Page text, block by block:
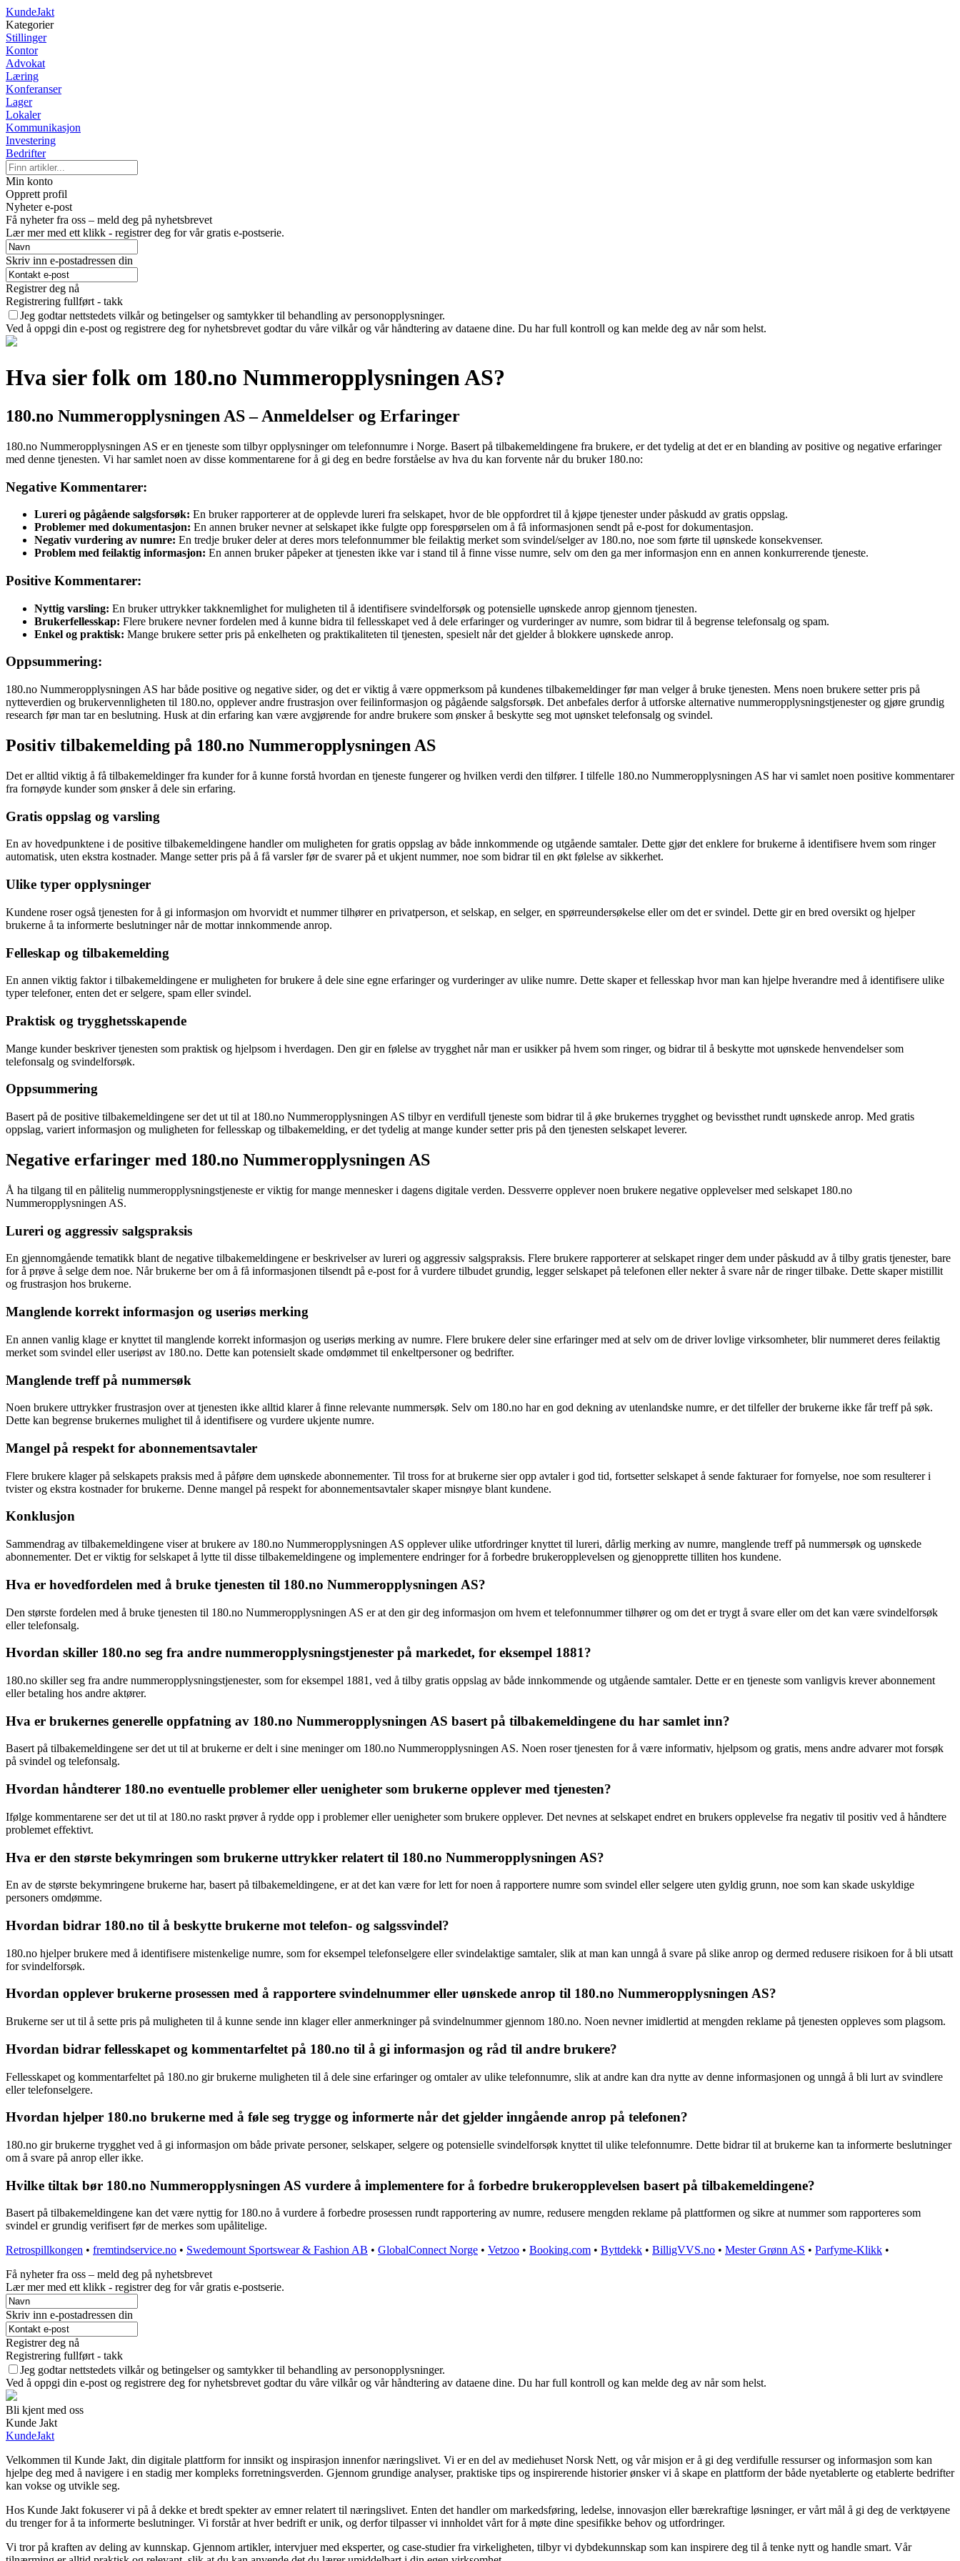
KundeJakt
Kategorier
Stillinger
Kontor
Advokat
Læring
Konferanser
Lager
Lokaler
Kommunikasjon
Investering
Bedrifter
Min konto
Opprett profil
Nyheter e-post
Få nyheter fra oss – meld deg på nyhetsbrevet
Lær mer med ett klikk - registrer deg for vår gratis e-postserie.
Skriv inn e-postadressen din
Registrer deg nå
Registrering fullført - takk
Jeg godtar nettstedets vilkår og betingelser og samtykker til behandling av personopplysninger.
Ved å oppgi din e-post og registrere deg for nyhetsbrevet godtar du våre vilkår og vår håndtering av dataene dine. Du har full kontroll og kan melde deg av når som helst.
Hva sier folk om 180.no Nummeropplysningen AS?
180.no Nummeropplysningen AS – Anmeldelser og Erfaringer
180.no Nummeropplysningen AS er en tjeneste som tilbyr opplysninger om telefonnumre i Norge. Basert på tilbakemeldingene fra brukere, er det tydelig at det er en blanding av positive og negative erfaringer
med denne tjenesten. Vi har samlet noen av disse kommentarene for å gi deg en bedre forståelse av hva du kan forvente når du bruker 180.no:
Negative Kommentarer:
Lureri og pågående salgsforsøk: En bruker rapporterer at de opplevde lureri fra selskapet, hvor de ble oppfordret til å kjøpe tjenester under påskudd av gratis oppslag.
Problemer med dokumentasjon: En annen bruker nevner at selskapet ikke fulgte opp forespørselen om å få informasjonen sendt på e-post for dokumentasjon.
Negativ vurdering av numre: En tredje bruker deler at deres mors telefonnummer ble feilaktig merket som svindel/selger av 180.no, noe som førte til uønskede konsekvenser.
Problem med feilaktig informasjon: En annen bruker påpeker at tjenesten ikke var i stand til å finne visse numre, selv om den ga mer informasjon enn en annen konkurrerende tjeneste.
Positive Kommentarer:
Nyttig varsling: En bruker uttrykker takknemlighet for muligheten til å identifisere svindelforsøk og potensielle uønskede anrop gjennom tjenesten.
Brukerfellesskap: Flere brukere nevner fordelen med å kunne bidra til fellesskapet ved å dele erfaringer og vurderinger av numre, som bidrar til å begrense telefonsalg og spam.
Enkel og praktisk: Mange brukere setter pris på enkelheten og praktikaliteten til tjenesten, spesielt når det gjelder å blokkere uønskede anrop.
Oppsummering:
180.no Nummeropplysningen AS har både positive og negative sider, og det er viktig å være oppmerksom på kundenes tilbakemeldinger før man velger å bruke tjenesten. Mens noen brukere setter pris på
nytteverdien og brukervennligheten til 180.no, opplever andre frustrasjon over feilinformasjon og pågående salgsforsøk. Det anbefales derfor å utforske alternative nummeropplysningstjenester og gjøre grundig
research før man tar en beslutning. Husk at din erfaring kan være avgjørende for andre brukere som ønsker å beskytte seg mot uønsket telefonsalg og svindel.
Positiv tilbakemelding på 180.no Nummeropplysningen AS
Det er alltid viktig å få tilbakemeldinger fra kunder for å kunne forstå hvordan en tjeneste fungerer og hvilken verdi den tilfører. I tilfelle 180.no Nummeropplysningen AS har vi samlet noen positive kommentarer
fra fornøyde kunder som ønsker å dele sin erfaring.
Gratis oppslag og varsling
En av hovedpunktene i de positive tilbakemeldingene handler om muligheten for gratis oppslag av både innkommende og utgående samtaler. Dette gjør det enklere for brukerne å identifisere hvem som ringer
automatisk, uten ekstra kostnader. Mange setter pris på å få varsler før de svarer på et ukjent nummer, noe som bidrar til en økt følelse av sikkerhet.
Ulike typer opplysninger
Kundene roser også tjenesten for å gi informasjon om hvorvidt et nummer tilhører en privatperson, et selskap, en selger, en spørreundersøkelse eller om det er svindel. Dette gir en bred oversikt og hjelper
brukerne å ta informerte beslutninger når de mottar innkommende anrop.
Felleskap og tilbakemelding
En annen viktig faktor i tilbakemeldingene er muligheten for brukere å dele sine egne erfaringer og vurderinger av ulike numre. Dette skaper et fellesskap hvor man kan hjelpe hverandre med å identifisere ulike
typer telefoner, enten det er selgere, spam eller svindel.
Praktisk og trygghetsskapende
Mange kunder beskriver tjenesten som praktisk og hjelpsom i hverdagen. Den gir en følelse av trygghet når man er usikker på hvem som ringer, og bidrar til å beskytte mot uønskede henvendelser som
telefonsalg og svindelforsøk.
Oppsummering
Basert på de positive tilbakemeldingene ser det ut til at 180.no Nummeropplysningen AS tilbyr en verdifull tjeneste som bidrar til å øke brukernes trygghet og bevissthet rundt uønskede anrop. Med gratis
oppslag, variert informasjon og muligheten for fellesskap og tilbakemelding, er det tydelig at mange kunder setter pris på den tjenesten selskapet leverer.
Negative erfaringer med 180.no Nummeropplysningen AS
Å ha tilgang til en pålitelig nummeropplysningstjeneste er viktig for mange mennesker i dagens digitale verden. Dessverre opplever noen brukere negative opplevelser med selskapet 180.no
Nummeropplysningen AS.
Lureri og aggressiv salgspraksis
En gjennomgående tematikk blant de negative tilbakemeldingene er beskrivelser av lureri og aggressiv salgspraksis. Flere brukere rapporterer at selskapet ringer dem under påskudd av å tilby gratis tjenester, bare
for å prøve å selge dem noe. Når brukerne ber om å få informasjonen tilsendt på e-post for å vurdere tilbudet grundig, legger selskapet på telefonen eller nekter å svare når de ringer tilbake. Dette skaper mistillit
og frustrasjon hos brukerne.
Manglende korrekt informasjon og useriøs merking
En annen vanlig klage er knyttet til manglende korrekt informasjon og useriøs merking av numre. Flere brukere deler sine erfaringer med at selv om de driver lovlige virksomheter, blir nummeret deres feilaktig
merket som svindel eller useriøst av 180.no. Dette kan potensielt skade omdømmet til enkeltpersoner og bedrifter.
Manglende treff på nummersøk
Noen brukere uttrykker frustrasjon over at tjenesten ikke alltid klarer å finne relevante nummersøk. Selv om 180.no har en god dekning av utenlandske numre, er det tilfeller der brukerne ikke får treff på søk.
Dette kan begrense brukernes mulighet til å identifisere og vurdere ukjente numre.
Mangel på respekt for abonnementsavtaler
Flere brukere klager på selskapets praksis med å påføre dem uønskede abonnementer. Til tross for at brukerne sier opp avtaler i god tid, fortsetter selskapet å sende fakturaer for fornyelse, noe som resulterer i
tvister og ekstra kostnader for brukerne. Denne mangel på respekt for abonnementsavtaler skaper misnøye blant kundene.
Konklusjon
Sammendrag av tilbakemeldingene viser at brukere av 180.no Nummeropplysningen AS opplever ulike utfordringer knyttet til lureri, dårlig merking av numre, manglende treff på nummersøk og uønskede
abonnementer. Det er viktig for selskapet å lytte til disse tilbakemeldingene og implementere endringer for å forbedre brukeropplevelsen og gjenopprette tilliten hos kundene.
Hva er hovedfordelen med å bruke tjenesten til 180.no Nummeropplysningen AS?
Den største fordelen med å bruke tjenesten til 180.no Nummeropplysningen AS er at den gir deg informasjon om hvem et telefonnummer tilhører og om det er trygt å svare eller om det kan være svindelforsøk
eller telefonsalg.
Hvordan skiller 180.no seg fra andre nummeropplysningstjenester på markedet, for eksempel 1881?
180.no skiller seg fra andre nummeropplysningstjenester, som for eksempel 1881, ved å tilby gratis oppslag av både innkommende og utgående samtaler. Dette er en tjeneste som vanligvis krever abonnement
eller betaling hos andre aktører.
Hva er brukernes generelle oppfatning av 180.no Nummeropplysningen AS basert på tilbakemeldingene du har samlet inn?
Basert på tilbakemeldingene ser det ut til at brukerne er delt i sine meninger om 180.no Nummeropplysningen AS. Noen roser tjenesten for å være informativ, hjelpsom og gratis, mens andre advarer mot forsøk
på svindel og telefonsalg.
Hvordan håndterer 180.no eventuelle problemer eller uenigheter som brukerne opplever med tjenesten?
Ifølge kommentarene ser det ut til at 180.no raskt prøver å rydde opp i problemer eller uenigheter som brukere opplever. Det nevnes at selskapet endret en brukers opplevelse fra negativ til positiv ved å håndtere
problemet effektivt.
Hva er den største bekymringen som brukerne uttrykker relatert til 180.no Nummeropplysningen AS?
En av de største bekymringene brukerne har, basert på tilbakemeldingene, er at det kan være for lett for noen å rapportere numre som svindel eller selgere uten gyldig grunn, noe som kan skade uskyldige
personers omdømme.
Hvordan bidrar 180.no til å beskytte brukerne mot telefon- og salgssvindel?
180.no hjelper brukere med å identifisere mistenkelige numre, som for eksempel telefonselgere eller svindelaktige samtaler, slik at man kan unngå å svare på slike anrop og dermed redusere risikoen for å bli utsatt
for svindelforsøk.
Hvordan opplever brukerne prosessen med å rapportere svindelnummer eller uønskede anrop til 180.no Nummeropplysningen AS?
Brukerne ser ut til å sette pris på muligheten til å kunne sende inn klager eller anmerkninger på svindelnummer gjennom 180.no. Noen nevner imidlertid at mengden reklame på tjenesten oppleves som plagsom.
Hvordan bidrar fellesskapet og kommentarfeltet på 180.no til å gi informasjon og råd til andre brukere?
Fellesskapet og kommentarfeltet på 180.no gir brukerne muligheten til å dele sine erfaringer og omtaler av ulike telefonnumre, slik at andre kan dra nytte av denne informasjonen og unngå å bli lurt av svindlere
eller telefonselgere.
Hvordan hjelper 180.no brukerne med å føle seg trygge og informerte når det gjelder inngående anrop på telefonen?
180.no gir brukerne trygghet ved å gi informasjon om både private personer, selskaper, selgere og potensielle svindelforsøk knyttet til ulike telefonnumre. Dette bidrar til at brukerne kan ta informerte beslutninger
om å svare på anrop eller ikke.
Hvilke tiltak bør 180.no Nummeropplysningen AS vurdere å implementere for å forbedre brukeropplevelsen basert på tilbakemeldingene?
Basert på tilbakemeldingene kan det være nyttig for 180.no å vurdere å forbedre prosessen rundt rapportering av numre, redusere mengden reklame på plattformen og sikre at nummer som rapporteres som
svindel er grundig verifisert før de merkes som upålitelige.
Retrospillkongen • fremtindservice.no • Swedemount Sportswear & Fashion AB • GlobalConnect Norge • Vetzoo • Booking.com • Byttdekk • BilligVVS.no • Mester Grønn AS • Parfyme-Klikk •
Få nyheter fra oss – meld deg på nyhetsbrevet
Lær mer med ett klikk - registrer deg for vår gratis e-postserie.
Skriv inn e-postadressen din
Registrer deg nå
Registrering fullført - takk
Jeg godtar nettstedets vilkår og betingelser og samtykker til behandling av personopplysninger.
Ved å oppgi din e-post og registrere deg for nyhetsbrevet godtar du våre vilkår og vår håndtering av dataene dine. Du har full kontroll og kan melde deg av når som helst.
Bli kjent med oss
Kunde Jakt
KundeJakt
Velkommen til Kunde Jakt, din digitale plattform for innsikt og inspirasjon innenfor næringslivet. Vi er en del av mediehuset Norsk Nett, og vår misjon er å gi deg verdifulle ressurser og informasjon som kan
hjelpe deg med å navigere i en stadig mer kompleks forretningsverden. Gjennom grundige analyser, praktiske tips og inspirerende historier ønsker vi å skape en plattform der både nyetablerte og etablerte bedrifter
kan vokse og utvikle seg.
Hos Kunde Jakt fokuserer vi på å dekke et bredt spekter av emner relatert til næringslivet. Enten det handler om markedsføring, ledelse, innovasjon eller bærekraftige løsninger, er vårt mål å gi deg de verktøyene
du trenger for å ta informerte beslutninger. Vi forstår at hver bedrift er unik, og derfor tilpasser vi innholdet vårt for å møte dine spesifikke behov og utfordringer.
Vi tror på kraften av deling av kunnskap. Gjennom artikler, intervjuer med eksperter, og case-studier fra virkeligheten, tilbyr vi dybdekunnskap som kan inspirere deg til å tenke nytt og handle smart. Vår